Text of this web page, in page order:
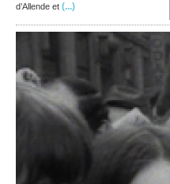
d’Allende et (...)